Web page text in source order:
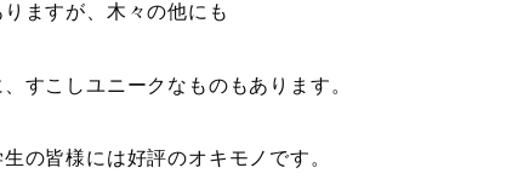
ますが、木々の他にも
すこしユニークなものもあります。
の皆様には好評のオキモノです。